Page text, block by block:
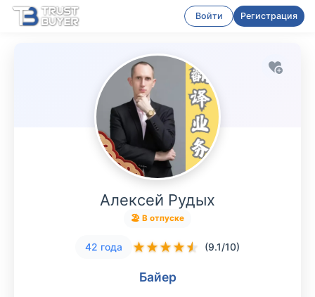
Войти Регистрация
Алексей Рудых
🏖 В отпуске
42 года ★★★★★ (9.1/10)
Байер